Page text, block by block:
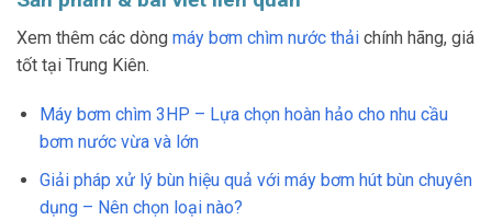
Xem thêm các dòng máy bơm chìm nước thải chính hãng, giá
tốt tại Trung Kiên.
Máy bơm chìm 3HP – Lựa chọn hoàn hảo cho nhu cầu
bơm nước vừa và lớn
Giải pháp xử lý bùn hiệu quả với máy bơm hút bùn chuyên
dụng – Nên chọn loại nào?